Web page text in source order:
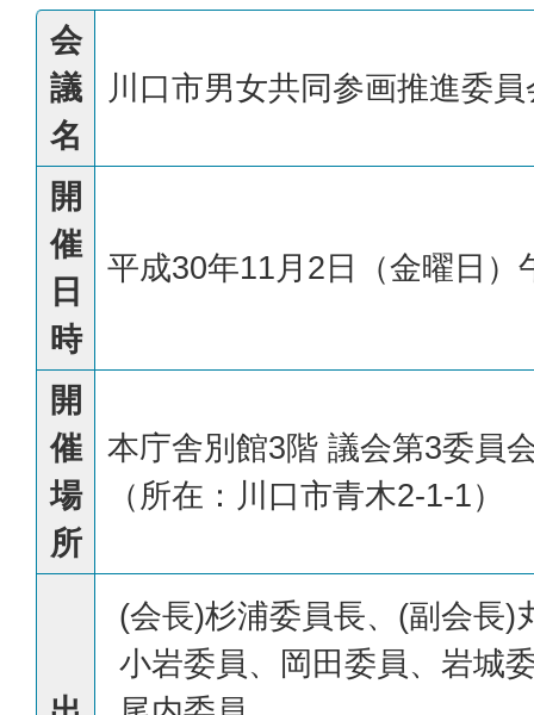
会
議
名
川口市男女共同参画推進委
開
催
日
時
平成30年11月2日（金曜日
開
催
場
所
本庁舎別館3階 議会第3委員
（所在：川口市青木2-1-1）
(会長)杉浦委員長、(副会長)
小岩委員、岡田委員、岩城